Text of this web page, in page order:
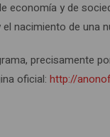
y de
nacimiento de una
precisamente
oficial:http://